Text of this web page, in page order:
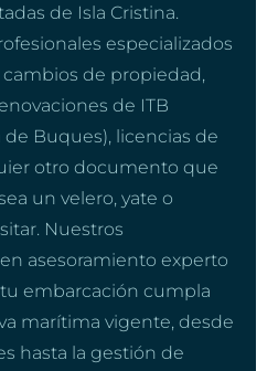
de Isla Cristina.
especializados
de propiedad,
de ITB
Buques), licencias de
otro documento que
un velero, yate o
Nuestros
asesoramiento experto
embarcación cumpla
marítima vigente, desde
hasta la gestión de